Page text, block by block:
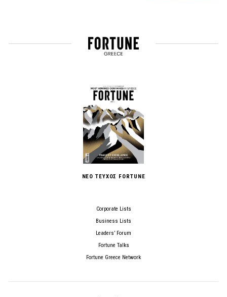
ΝΕΟ ΤΕΥΧΟΣ FORTUNE
Corporate Lists
Business Lists
Leaders’ Forum
Fortune Talks
Fortune Greece Network